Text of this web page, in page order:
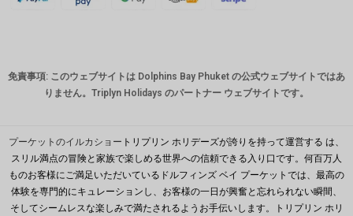
オースト
ラリアド
韓国ウォ
ン
人民元
台湾
免責事項: このウェブサイトは Dolphins Bay Phuket の公式ウェブサイトではあ
りません。Triplyn Holidays のパートナー ウェブサイトです。
プーケットのイルカショー トリプリン ホリデーズが誇りを持って運営する は、
スリル満点の冒険と家族で楽しめる世界への信頼できる入り口です。何百万人
ものお客様にご満足いただいているドルフィンズ ベイ プーケットでは、最高の
体験を専門的にキュレーションし、お客様の一日が興奮と忘れられない瞬間、
そしてシームレスな楽しみで満たされるようお手伝いします。トリプリン ホリ